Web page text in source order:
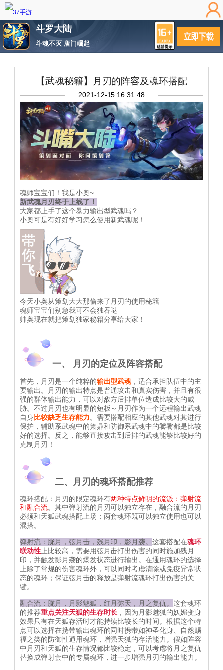
斗罗大陆
斗魂不灭 唐门崛起
【武魂秘籍】月刃的阵容及魂环搭配
2021-12-15 16:31:48
魂师宝宝们！我是小奥~
新武魂月刃终于上线了！
大家都上手了这个暴力输出型武魂吗？
小奥可是有好好学习怎么使用新武魂呢！
今天小奥从策划大大那偷来了月刃的使用秘籍
魂师宝宝们别急我可不会独吞哒
帅奥现在就把策划独家秘籍分享给大家！
一、 月刃的定位及阵容搭配
首先，月刃是一个纯粹的输出型武魂，适合承担队伍中的主
要输出。月刃的输出特点是普通攻击和真实伤害，并且有很
强的群体输出能力，可以对敌方后排单位造成比较大的威
胁。不过月刃也有明显的短板～月刃作为一个远程输出武魂
自身比较缺乏生存能力。需要搭配相应的其他武魂对其进行
保护，辅助系武魂中的箫鼎和防御系武魂中的饕餮都是比较
好的选择。反之，能够直接攻击到后排的武魂能够比较好的
克制月刃！
二、月刃的魂环搭配推荐
魂环搭配：月刃的限定魂环有两种特点鲜明的流派：弹射流
和融合流。其中弹射流的月刃可以独立存在，融合流的月刃
必须和天狐武魂搭配上场；两套魂环既可以独立使用也可以
混搭。
弹射流：胧月，弦月击，残月印，影月袭。这套搭配在魂环
联动性上比较高，需要用弦月击打出伤害的同时施加残月
印，并触发影月袭的爆发状态进行输出。在通用魂环的选择
上除了常规的伤害魂环外，可以同时考虑清除或免疫异常状
态的魂环；保证弦月击的释放是弹射流魂环打出伤害的关
键。
融合流：胧月，月影魅狐，红月弥天，月之复仇。这套魂环
的推荐重点关注天狐的生存时长 ，因为月影魅狐的妖媚变身
效果只有在天狐存活时才能持续比较长的时间。根据这个特
点可以选择在携带输出魂环的同时携带如神圣化身、自然赐
福之类的防御性通用魂环，增强天狐的存活能力。假如阵容
中月刃和天狐的生存情况都比较稳定，可以考虑将月之复仇
替换成弹射套中的专属魂环，进一步增强月刃的输出能力。